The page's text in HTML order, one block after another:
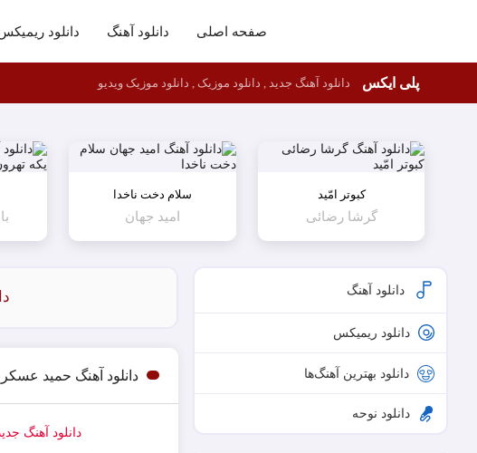
صفحه اصلی دانلود آهنگ دانلود
پلی ایکس دانلود آهنگ جدید , دانلود موزیک , دانلود موزیک ویدیو
کبوتر امّید
گرشا رضائی
سلام دخت ناخدا
امید جهان
دانلود آهنگ حمید
دانلود آهنگ
دانلود آهنگ
دانلود ریمیکس
دانلود بهترین آهنگ‌ها
دانلود نوحه